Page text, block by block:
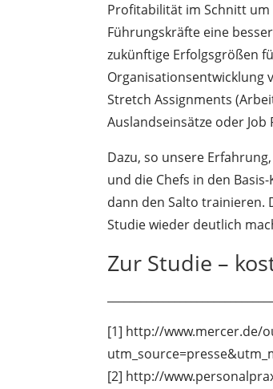
Profitabilität im Schnitt
Führungskräfte eine
zukünftige Erfolgsgrößen
Organisationsentwicklung
Stretch Assignments
Auslandseinsätze oder Job
Dazu, so unsere
und die Chefs in den
dann den Salto trainieren.
Studie wieder deutlich
Zur Studie –
[1] http://www.mercer.de/
[2] http://